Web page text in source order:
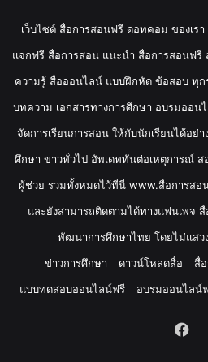
เว็บไซต์ สื่อการสอนฟรี ดอทคอม ของเร
แจกฟรี สื่อการสอน แนะนำ สื่อการสอนฟรี
ความรู้ สื่อออนไลน์ แบบฝึกหัด ข้อสอบ ทุก
บทความ เอกสารทางการศึกษา อบรมออน
จัดการเรียนการสอน ให้กับนักเรียนได้อย่
ศึกษา ข่าวทั่วไป อัพเดททันต่อเหตุการณ์
ผู้ช่วย รวมทั้งหมดไว้ที่นี่ www.สื่อการสอ
และยังสามารถติดตามได้ทางแฟนเพจ
พัฒนาการศึกษาไทย โดยไม่แสว
ข่าวการศึกษา
ดาวน์โหลดสื่อ สื่
แบบทดสอบออนไลน์ฟรี
อบรมออนไลน์